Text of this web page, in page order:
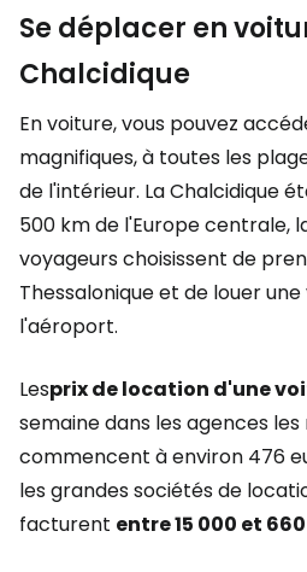
Se déplacer en
Chalcidique
En voiture, vous pouvez
magnifiques, à toutes les
de l'intérieur. La Chalcidique
500 km de l'Europe centrale,
voyageurs choisissent de
Thessalonique et de louer
l'aéroport.
Lesprix de location d'une
semaine dans les agences
commencent à environ 476
les grandes sociétés de
facturent entre 15 000 et